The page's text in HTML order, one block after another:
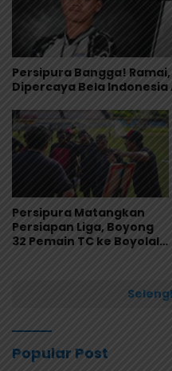
Persipura Bangga!
Dipercaya Bela
Persipura Matangkan
Persiapan Liga, Boyong
32 Pemain TC ke Boyolali
Popular Post